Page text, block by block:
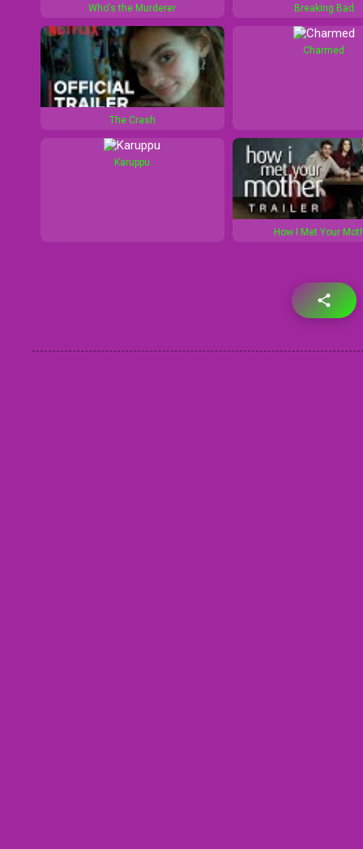
Who's the Murderer Breaking Bad
The Crash
Charmed
Karuppu
How I Met Your